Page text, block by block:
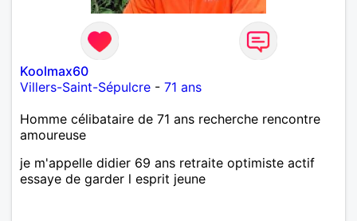
Koolmax60
Villers-Saint-Sépulcre - 71 ans
Homme célibataire de 71 ans recherche rencontre
amoureuse
je m'appelle didier 69 ans retraite optimiste actif
essaye de garder l esprit jeune